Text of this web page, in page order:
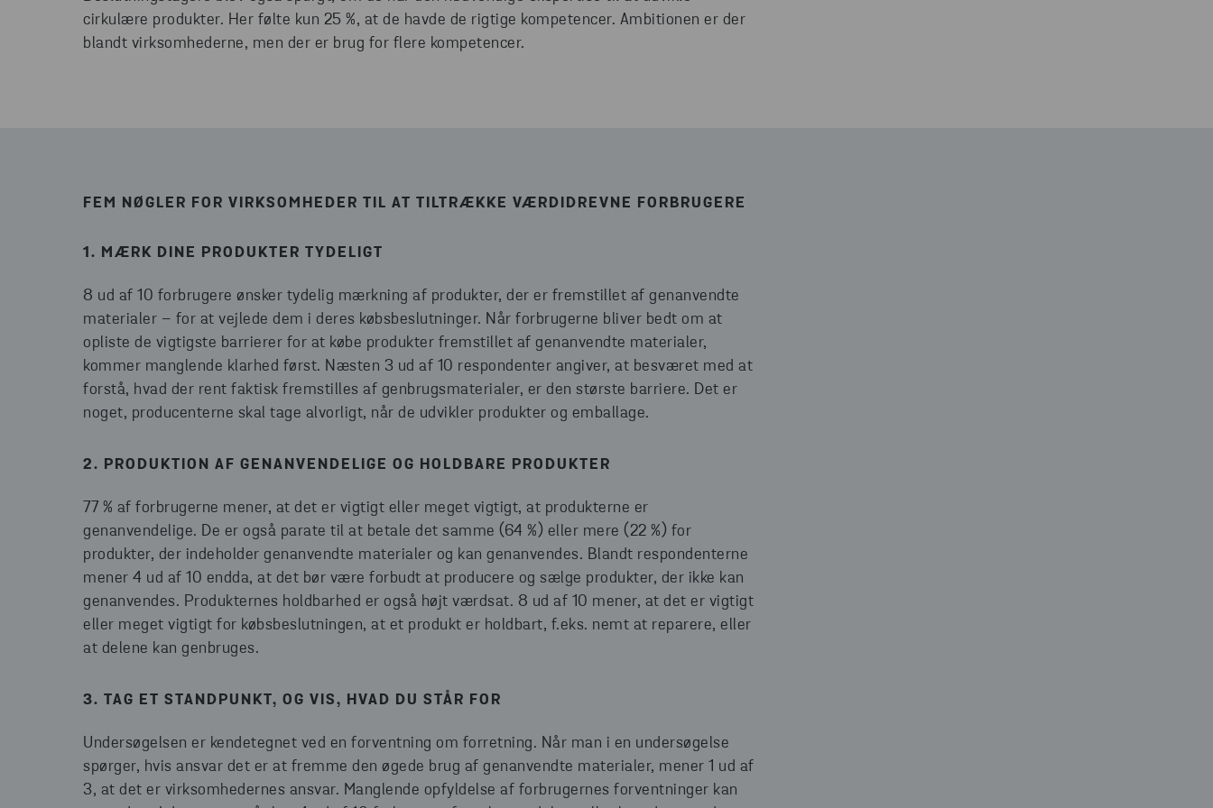
cirkulære produkter. Her følte kun 25 %, at de havde de rigtige kompetencer. Ambitionen er der
blandt virksomhederne, men der er brug for flere kompetencer.
FEM NØGLER FOR VIRKSOMHEDER TIL AT TILTRÆKKE VÆRDIDREVNE FORBRUGERE
1. MÆRK DINE PRODUKTER TYDELIGT
8 ud af 10 forbrugere ønsker tydelig mærkning af produkter, der er fremstillet af genanvendte
materialer – for at vejlede dem i deres købsbeslutninger. Når forbrugerne bliver bedt om at
opliste de vigtigste barrierer for at købe produkter fremstillet af genanvendte materialer,
kommer manglende klarhed først. Næsten 3 ud af 10 respondenter angiver, at besværet med at
forstå, hvad der rent faktisk fremstilles af genbrugsmaterialer, er den største barriere. Det er
noget, producenterne skal tage alvorligt, når de udvikler produkter og emballage.
2. PRODUKTION AF GENANVENDELIGE OG HOLDBARE PRODUKTER
77 % af forbrugerne mener, at det er vigtigt eller meget vigtigt, at produkterne er
genanvendelige. De er også parate til at betale det samme (64 %) eller mere (22 %) for
produkter, der indeholder genanvendte materialer og kan genanvendes. Blandt respondenterne
mener 4 ud af 10 endda, at det bør være forbudt at producere og sælge produkter, der ikke kan
genanvendes. Produkternes holdbarhed er også højt værdsat. 8 ud af 10 mener, at det er vigtigt
eller meget vigtigt for købsbeslutningen, at et produkt er holdbart, f.eks. nemt at reparere, eller
at delene kan genbruges.
3. TAG ET STANDPUNKT, OG VIS, HVAD DU STÅR FOR
Undersøgelsen er kendetegnet ved en forventning om forretning. Når man i en undersøgelse
spørger, hvis ansvar det er at fremme den øgede brug af genanvendte materialer, mener 1 ud af
3, at det er virksomhedernes ansvar. Manglende opfyldelse af forbrugernes forventninger kan